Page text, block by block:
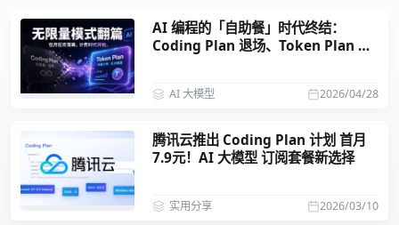
AI 编程的「自助餐」时代终结：
Coding Plan 退场、Token Plan 成
2026/04/28
AI 大模型
腾讯云推出 Coding Plan 计划 首月
7.9元！AI 大模型 订阅套餐新选择
2026/03/10
实用分享